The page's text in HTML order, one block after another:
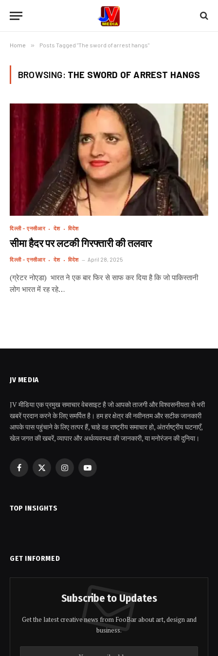
Home » Posts Tagged "The sword of arrest hangs"
BROWSING: THE SWORD OF ARREST HANGS
दिल्ली - एनसीआर देश विदेश
सीमा हैदर पर लटकी गिरफ्तारी की तलवार
दिल्ली - एनसीआर देश विदेश April 28, 2025
(ग्रेटर नोएडा) भारत ने एक बार फिर से साफ कर दिया है कि जो पाकिस्तानी
लोग भारत में रह रहे…
JV MEDIA
JV मीडिया एक प्रमुख समाचार वेबसाइट है जो आपको ताजगी और विश्वसनीयता से भरी
खबरें प्रदान करने के लिए समर्पित है। हम हर क्षेत्र की नवीनतम और सटीक जानकारी
आपके पास पहुंचाने के लिए तत्पर हैं, चाहे वह राष्ट्रीय समाचार हो, अंतर्राष्ट्रीय घटनाएँ,
खेल जगत की खबरें, व्यापार और अर्थव्यवस्था की जानकारी, या मनोरंजन की दुनिया।
Facebook
X
InstagramYouTube
TOP INSIGHTS
GET INFORMED
Subscribe to Updates
Get the latest creative news from FooBar about art, design and
business.